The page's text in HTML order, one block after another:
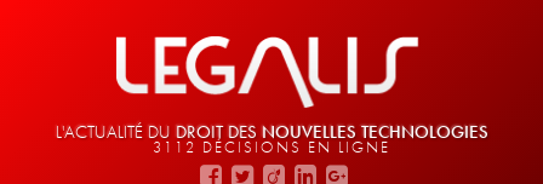
L'ACTUALITÉ DU DROIT DES NOUVELLES TECHNOLOGIES
3112 DÉCISIONS EN LIGNE